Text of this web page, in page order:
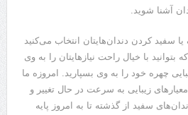
آشنا شوید.
سفید کردن دندان‌هایتان انتخاب می‌کنید
بتوانید با خیال راحت نیازهایتان را به وی
چهره خود را به وی بسپارید. امروزه ما
زیبایی به سرعت در حال تغییر و
سفید از گذشته تا به امروز پایه